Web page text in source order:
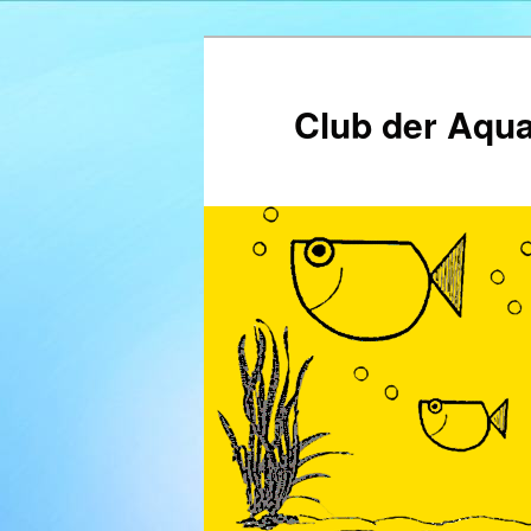
Club der